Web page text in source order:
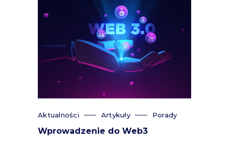
Aktualności Artykuły Porady
Wprowadzenie do Web3